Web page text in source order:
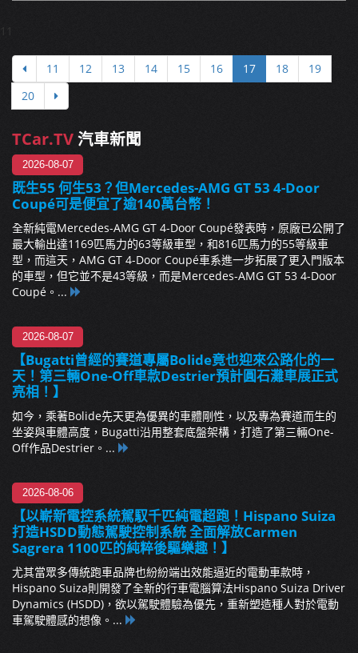
11 12 13 14 15 16 17 18
19
20
TCar.TV汽車新聞
2026-08-07
既生55 何生53？但Mercedes-AMG GT 53 4-Door
Coupé可是便宜了逾140萬台幣！
全新純電Mercedes-AMG GT 4-Door Coupé發表時，原廠已公開了
最大輸出達1169匹馬力的63等級車型，和816匹馬力的55等級車
型，而這天，AMG GT 4-Door Coupé車系進一步拓展了更入門版本
的車型，但它並不是43等級，而是Mercedes-AMG GT 53 4-Door
Coupé。...
2026-08-07
【Bugatti曾經的賽道專屬Bolide竟也迎來公路化的一
天！第三輛One-Off車款Destrier預計圓石灘車展正式
亮相！】
如今，乘著Bolide先天更為優異的車體剛性，以及專為賽道而生的
坐姿與車體高度，Bugatti沿用整套底盤架構，打造了第三輛One-
Off作品Destrier。...
2026-08-06
【以嶄新電控系統駕馭千匹純電超跑！Hispano Suiza
打造HSDD動態駕駛控制系統 全面解放Carmen
Sagrera 1100匹的純粹後驅樂趣！】
尤其當眾多傳統跑車品牌也紛紛端出效能逼近的電動車款時，
Hispano Suiza則開發了全新的行車電腦算法Hispano Suiza Driver
Dynamics (HSDD)，欲以駕駛體驗為優先，重新塑造種人對於電動
車駕駛體感的想像。...